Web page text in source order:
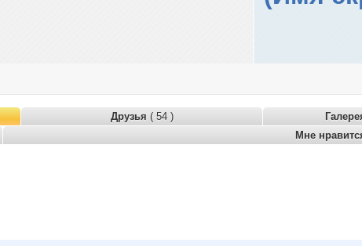
Друзья ( 54 )
Мне